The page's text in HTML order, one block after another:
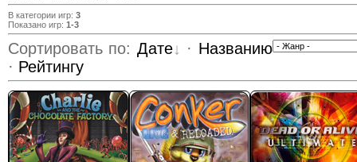
В категории игр: 3
Показано игр: 1-3
Сортировать по: Дате · Названию
· Рейтингу